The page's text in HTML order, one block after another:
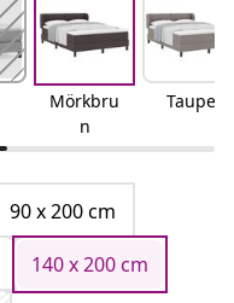
Mörkbru
n
Taupe
90 x 200 cm
140 x 200 cm